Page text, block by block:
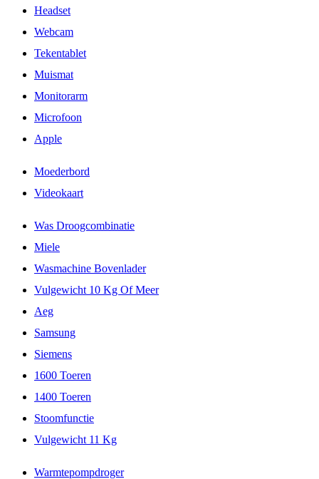
Headset
Webcam
Tekentablet
Muismat
Monitorarm
Microfoon
Apple
Moederbord
Videokaart
Was Droogcombinatie
Miele
Wasmachine Bovenlader
Vulgewicht 10 Kg Of Meer
Aeg
Samsung
Siemens
1600 Toeren
1400 Toeren
Stoomfunctie
Vulgewicht 11 Kg
Warmtepompdroger